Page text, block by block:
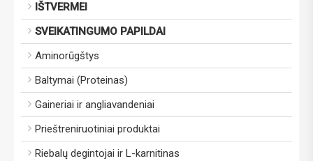
IŠTVERMEI
SVEIKATINGUMO PAPILDAI
Aminorūgštys
Baltymai (Proteinas)
Gaineriai ir angliavandeniai
Prieštreniruotiniai produktai
Riebalų degintojai ir L-karnitinas